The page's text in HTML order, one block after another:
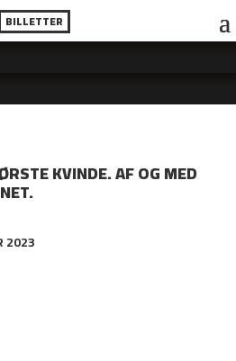
BILLETTER
KVINDE. AF OG MED
2023